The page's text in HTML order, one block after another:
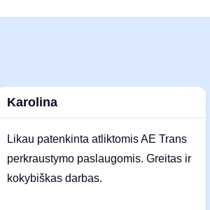
Karolina
Likau patenkinta atliktomis AE Trans
perkraustymo paslaugomis. Greitas ir
kokybiškas darbas.